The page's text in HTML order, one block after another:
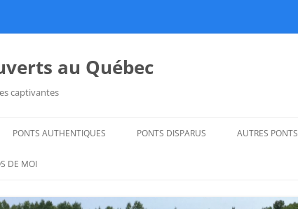
au Québec
captivantes
PONTS AUTHENTIQUES PONTS DISPARUS AUTRES PONTS
DE MOI